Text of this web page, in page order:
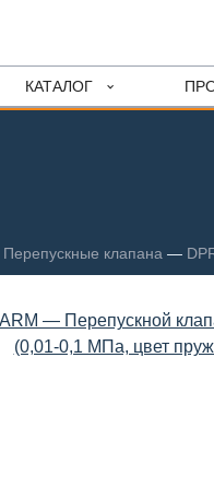
КАТАЛОГ
Перепускные клапана —